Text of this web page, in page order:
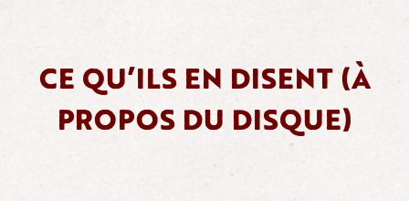
CE QU’ILS EN DISENT (À
PROPOS DU DISQUE)